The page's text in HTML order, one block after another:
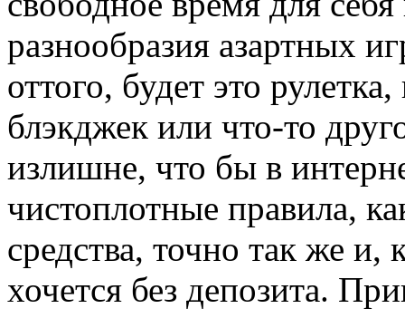
разнообразия азартных
оттого, будет это
блэкджек или что-то
излишне, что бы в
чистоплотные правила,
средства, точно так же и,
хочется без депозита.